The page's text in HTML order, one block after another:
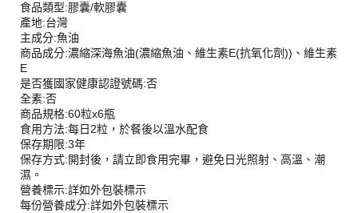
食品類型:膠囊/軟膠囊
產地:台灣
主成分:魚油
商品成分:濃縮深海魚油(濃縮魚油、維生素E(抗氧化劑))、維生素
E
是否獲國家健康認證號碼:否
全素:否
商品規格:60粒x6瓶
食用方法:每日2粒，於餐後以溫水配食
保存期限:3年
保存方式:開封後，請立即食用完畢，避免日光照射、高溫、潮
濕。
營養標示:詳如外包裝標示
每份營養成分:詳如外包裝標示